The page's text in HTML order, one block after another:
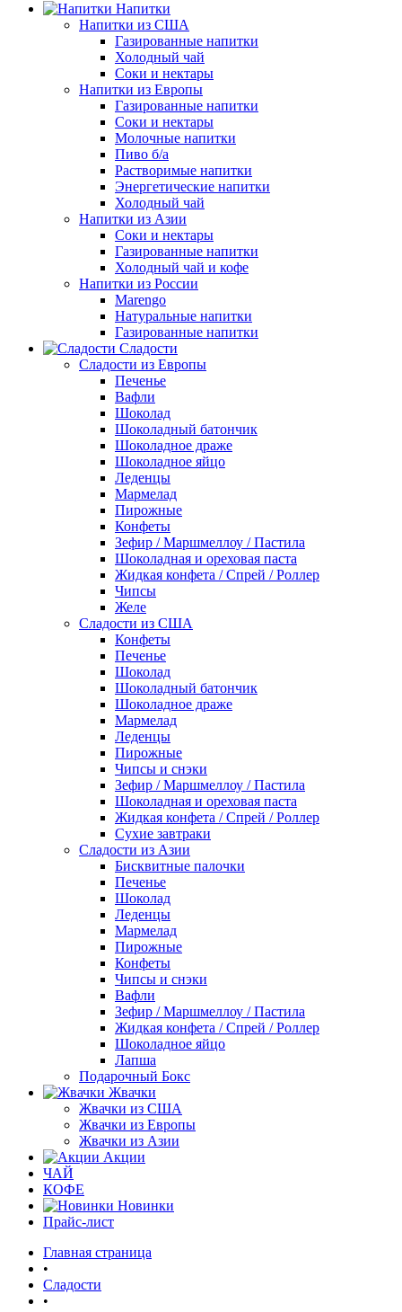
Напитки
Напитки из США
Газированные напитки
Холодный чай
Соки и нектары
Напитки из Европы
Газированные напитки
Соки и нектары
Молочные напитки
Пиво б/а
Растворимые напитки
Энергетические напитки
Холодный чай
Напитки из Азии
Соки и нектары
Газированные напитки
Холодный чай и кофе
Напитки из России
Marengo
Натуральные напитки
Газированные напитки
Сладости
Сладости из Европы
Печенье
Вафли
Шоколад
Шоколадный батончик
Шоколадное драже
Шоколадное яйцо
Леденцы
Мармелад
Пирожные
Конфеты
Зефир / Маршмеллоу / Пастила
Шоколадная и ореховая паста
Жидкая конфета / Спрей / Роллер
Чипсы
Желе
Сладости из США
Конфеты
Печенье
Шоколад
Шоколадный батончик
Шоколадное драже
Мармелад
Леденцы
Пирожные
Чипсы и снэки
Зефир / Маршмеллоу / Пастила
Шоколадная и ореховая паста
Жидкая конфета / Спрей / Роллер
Сухие завтраки
Сладости из Азии
Бисквитные палочки
Печенье
Шоколад
Леденцы
Мармелад
Пирожные
Конфеты
Чипсы и снэки
Вафли
Зефир / Маршмеллоу / Пастила
Жидкая конфета / Спрей / Роллер
Шоколадное яйцо
Лапша
Подарочный Бокс
Жвачки
Жвачки из США
Жвачки из Европы
Жвачки из Азии
Акции
ЧАЙ
КОФЕ
Новинки
Прайс-лист
Главная страница
•
Сладости
•